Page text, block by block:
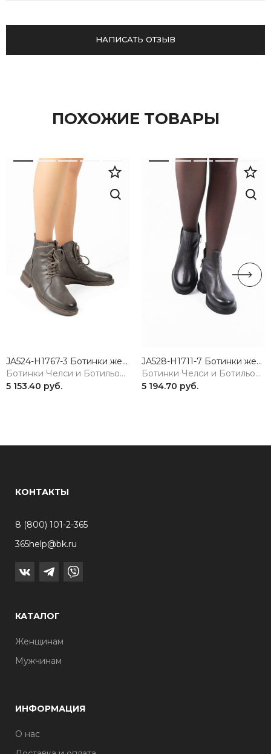
НАПИСАТЬ ОТЗЫВ
ПОХОЖИЕ ТОВАРЫ
JA524-H1767-3 Ботинки женские натуральная кожа коричневый 365
Ботинки Челси и Ботильоны
5 153.40 руб.
JA528-H1711-7 Ботинки женские натуральная кожа коричневый 365
Ботинки Челси и Ботильоны
5 194.70 руб.
КОНТАКТЫ
8 (800) 101-2-365
365help@bk.ru
КАТАЛОГ
Женщинам
Мужчинам
ИНФОРМАЦИЯ
О нас